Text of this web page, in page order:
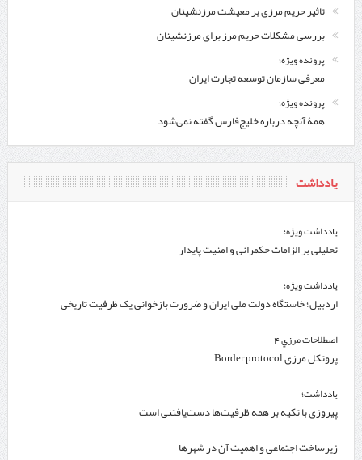
تاثیر حریم مرزی بر معیشت مرزنشینان
بررسی مشکلات حریم مرز برای مرزنشینان
پرونده ویژه؛
معرفی سازمان توسعه تجارت ایران
پرونده ویژه؛
همۀ آنچه درباره خلیج‌‌فارس گفته نمی‌شود
یادداشت
یادداشت ویژه؛
تحلیلی بر الزامات حکمرانی و امنیت پایدار
یادداشت ویژه؛
اردبیل؛ خاستگاه دولت ملی ایران و ضرورت بازخوانی یک ظرفیت تاریخی
اصطلاحات مرزي 4
پروتکل مرزی Border protocol
یادداشت؛
پیروزی با تکیه بر همه ظرفیت‌ها دست‌یافتنی است
زیرساخت اجتماعی و اهمیت آن در شهرها